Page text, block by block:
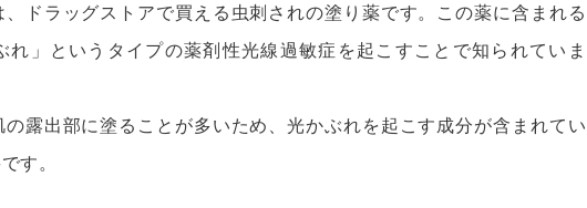
ドラッグストアで買える虫刺されの塗り薬です。この薬に含まれる
れ」というタイプの薬剤性光線過敏症を起こすことで知られていま
露出部に塗ることが多いため、光かぶれを起こす成分が含まれてい
す。